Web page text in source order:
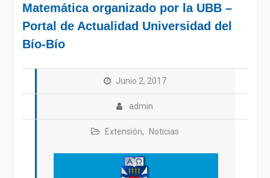
Matemática organizado por la UBB –
Portal de Actualidad Universidad del
Bío-Bío
Junio 2, 2017
admin
Extensión, Noticias